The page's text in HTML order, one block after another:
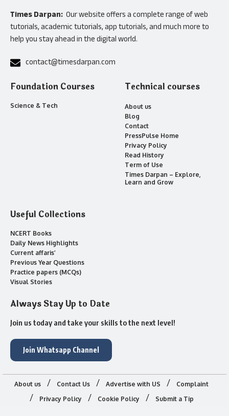
Times Darpan: Our website offers a complete range of web
tutorials, academic tutorials, app tutorials, and much more to
help you stay ahead in the digital world.
contact@timesdarpan.com
Foundation Courses
Science & Tech
Technical courses
About us
Blog
Contact
PressPulse Home
Privacy Policy
Read History
Term of Use
Times Darpan – Explore,
Learn and Grow
Useful Collections
NCERT Books
Daily News Highlights
Current affaris’
Previous Year Questions
Practice papers (MCQs)
Visual Stories
Always Stay Up to Date
Join us today and take your skills to the next level!
Join Whatsapp Channel
About us Contact Us Advertise with US
Complaint
Privacy Policy
Cookie Policy Submit a Tip